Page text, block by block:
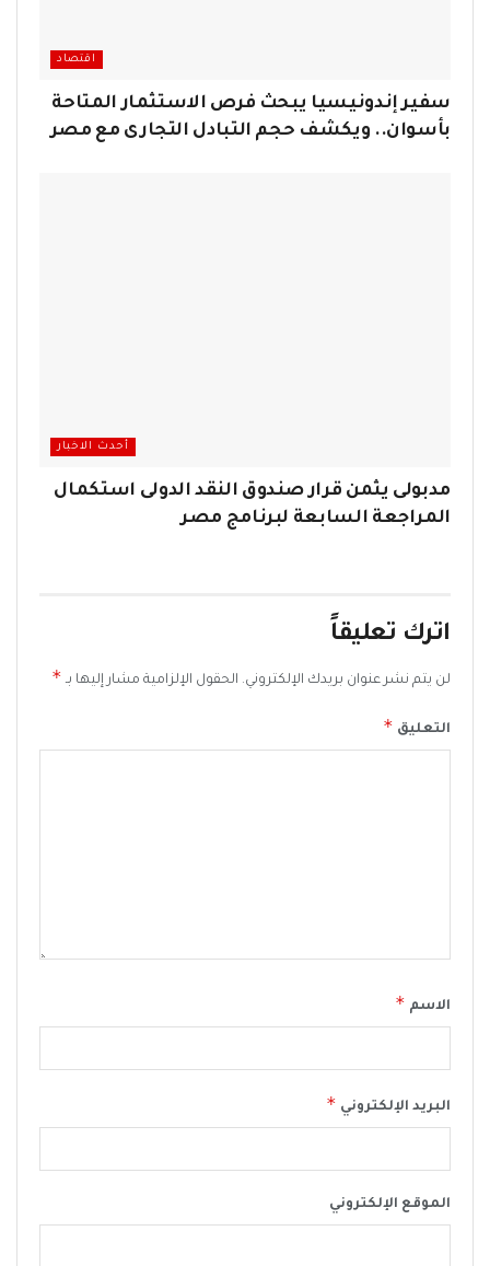
اقتصاد
سفير إندونيسيا يبحث فرص الاستثمار المتاحة
بأسوان.. ويكشف حجم التبادل التجارى مع مصر
أحدث الاخبار
مدبولى يثمن قرار صندوق النقد الدولى استكمال
المراجعة السابعة لبرنامج مصر
اترك تعليقاً
لن يتم نشر عنوان بريدك الإلكتروني. الحقول الإلزامية مشار إليها بـ *
التعليق *
الاسم *
البريد الإلكتروني *
الموقع الإلكتروني